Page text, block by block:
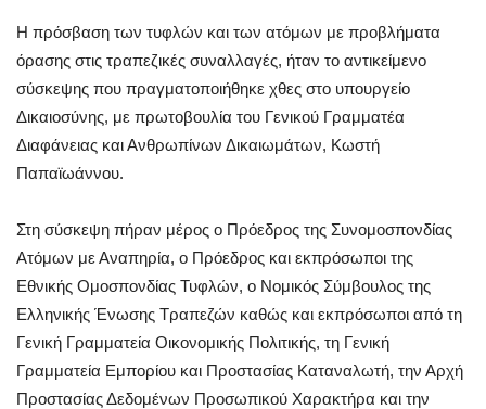
Η πρόσβαση των τυφλών και των ατόμων με προβλήματα
όρασης στις τραπεζικές συναλλαγές, ήταν το αντικείμενο
σύσκεψης που πραγματοποιήθηκε χθες στο υπουργείο
Δικαιοσύνης, με πρωτοβουλία του Γενικού Γραμματέα
Διαφάνειας και Ανθρωπίνων Δικαιωμάτων, Κωστή
Παπαϊωάννου.
Στη σύσκεψη πήραν μέρος ο Πρόεδρος της Συνομοσπονδίας
Ατόμων με Αναπηρία, ο Πρόεδρος και εκπρόσωποι της
Εθνικής Ομοσπονδίας Τυφλών, ο Νομικός Σύμβουλος της
Ελληνικής Ένωσης Τραπεζών καθώς και εκπρόσωποι από τη
Γενική Γραμματεία Οικονομικής Πολιτικής, τη Γενική
Γραμματεία Εμπορίου και Προστασίας Καταναλωτή, την Αρχή
Προστασίας Δεδομένων Προσωπικού Χαρακτήρα και την